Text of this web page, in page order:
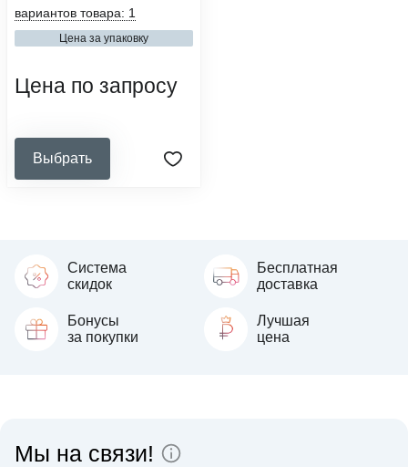
вид упаковочного материала:
индикатор
наличие журнала в комплекте:
вариантов товара: 1
Цена за упаковку
Цена по запросу
Выбрать
Система
скидок
Бесплатная
доставка
Бонусы
за покупки
Лучшая
цена
Мы на связи!